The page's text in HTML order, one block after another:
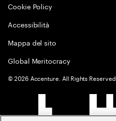
Cookie Policy
Accessibilità
Mappa del sito
Global Meritocracy
©2026 Accenture. All Rights Reserved.